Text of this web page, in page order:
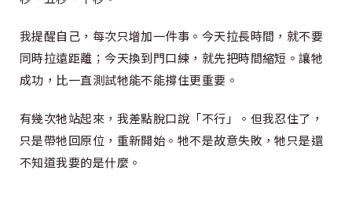
我提醒自己，每次只增加一件事。今天拉長時間，就不要
同時拉遠距離；今天換到門口練，就先把時間縮短。讓牠
成功，比一直測試牠能不能撐住更重要。
有幾次牠站起來，我差點脫口說「不行」。但我忍住了，
只是帶牠回原位，重新開始。牠不是故意失敗，牠只是還
不知道我要的是什麼。